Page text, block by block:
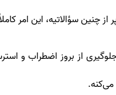
از چنین سؤالاتیه، این امر
از بروز اضطراب و
می‌کنه.